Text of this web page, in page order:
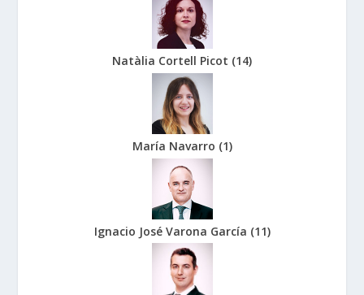
Natàlia Cortell Picot (14)
María Navarro (1)
Ignacio José Varona García (11)